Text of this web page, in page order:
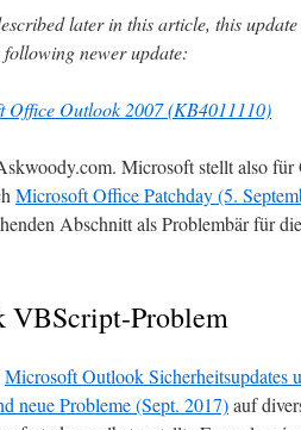
later in this article, this update
newer update:
Office Outlook 2007 (KB4011110)
Microsoft stellt also für
Microsoft Office Patchday (5.
Abschnitt als Problembär für
VBScript-Problem
Microsoft Outlook Sicherheitsupdates
neue Probleme (Sept. 2017)auf